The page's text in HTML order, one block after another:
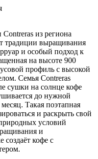
из региона
традиции выращивания
и особый подход к
на высоте 900
профиль с высокой
Семья Contreras
сушки на солнце кофе
до нужной
Такая поэтапная
и раскрыть свой
условий
и
создаёт кофе с